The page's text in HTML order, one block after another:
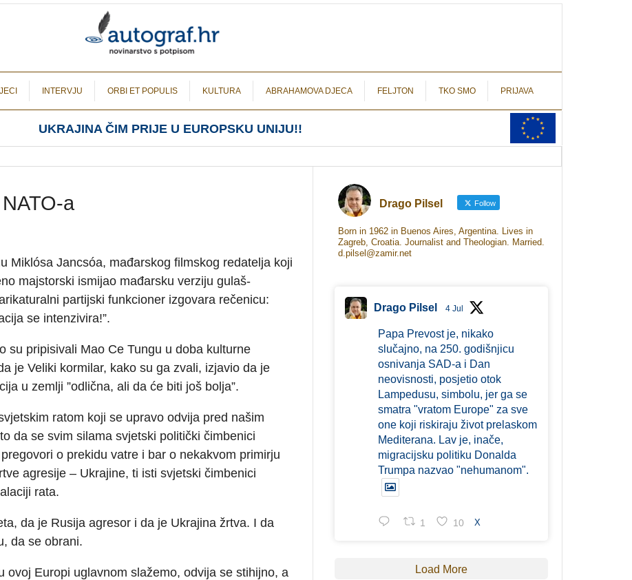
INTERVJU ORBI ET POPULIS KULTURA ABRAHAMOVA DJECA FELJTON TKO SMO PRIJAVA
UKRAJINA ČIM PRIJE U EUROPSKU UNIJU!!
a
Miklósa Jancsóa, mađarskog filmskog redatelja koji
majstorski ismijao mađarsku verziju gulaš-
partijski funkcioner izgovara rečenicu:
se intenzivira!”.
su pripisivali Mao Ce Tungu u doba kulturne
je Veliki kormilar, kako su ga zvali, izjavio da je
u zemlji ”odlična, ali da će biti još bolja”.
ratom koji se upravo odvija pred našim
da se svim silama svjetski politički čimbenici
o prekidu vatre i bar o nekakvom primirju
agresije – Ukrajine, ti isti svjetski čimbenici
rata.
da je Rusija agresor i da je Ukrajina žrtva. I da
da se obrani.
ovoj Europi uglavnom slažemo, odvija se stihijno, a
Drago Pilsel Follow
Born in 1962 in Buenos Aires, Argentina. Lives in
Zagreb, Croatia. Journalist and Theologian. Married.
d.pilsel@zamir.net
Drago Pilsel 4 Jul
Papa Prevost je, nikako
slučajno, na 250. godišnjicu
osnivanja SAD-a i Dan
neovisnosti, posjetio otok
Lampedusu, simbolu, jer ga se
smatra "vratom Europe" za sve
one koji riskiraju život prelaskom
Mediterana. Lav je, inače,
migracijsku politiku Donalda
Trumpa nazvao "nehumanom".
1 10 X
Load More